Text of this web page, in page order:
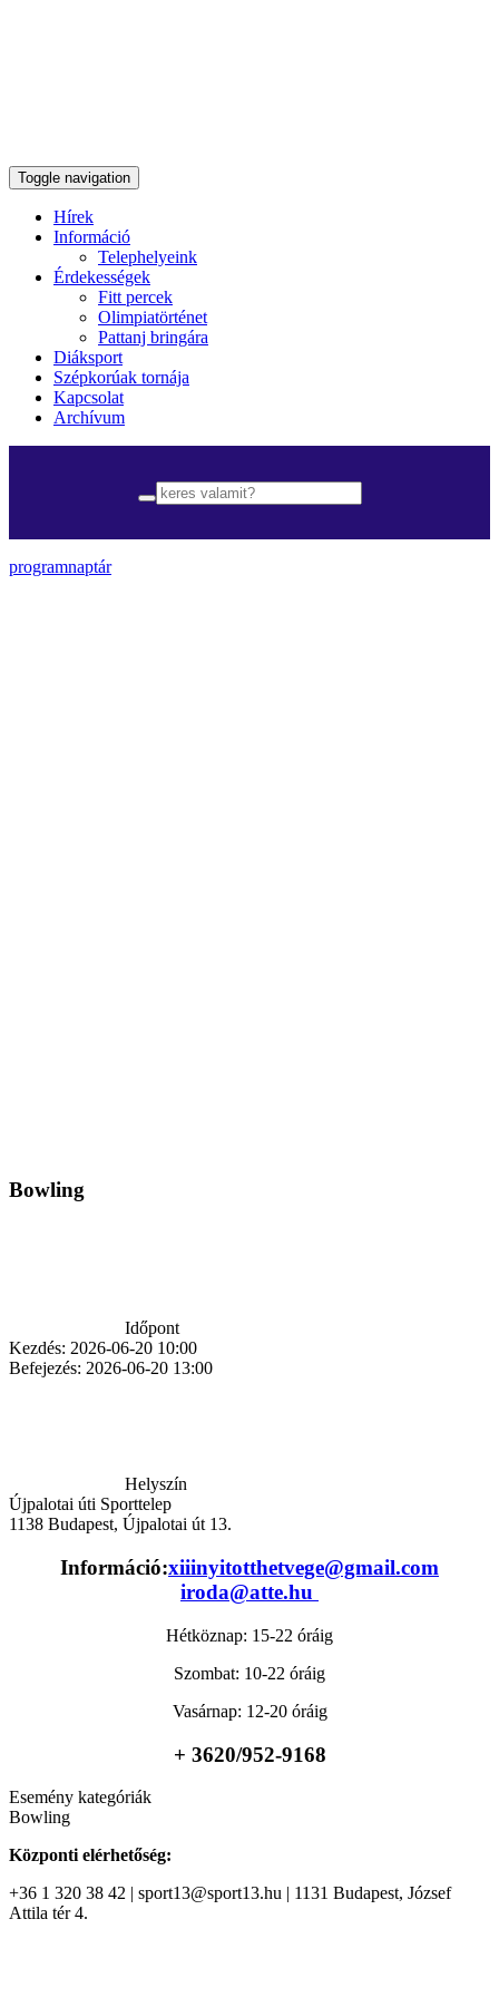
Toggle navigation
Hírek
Információ
Telephelyeink
Érdekességek
Fitt percek
Olimpiatörténet
Pattanj bringára
Diáksport
Szépkorúak tornája
Kapcsolat
Archívum
programnaptár
Bowling
Időpont
Kezdés: 2026-06-20 10:00
Befejezés: 2026-06-20 13:00
Helyszín
Újpalotai úti Sporttelep
1138 Budapest, Újpalotai út 13.
Információ:xiiinyitotthetvege@gmail.com
iroda@atte.hu
Hétköznap: 15-22 óráig
Szombat: 10-22 óráig
Vasárnap: 12-20 óráig
+ 3620/952-9168
Esemény kategóriák
Bowling
Központi elérhetőség:
+36 1 320 38 42 | sport13@sport13.hu | 1131 Budapest, József
Attila tér 4.